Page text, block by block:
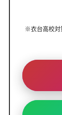
※衣台高校対